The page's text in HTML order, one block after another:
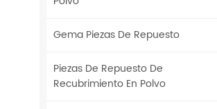
Gema Piezas De Repuesto
Piezas De Repuesto De
Recubrimiento En Polvo